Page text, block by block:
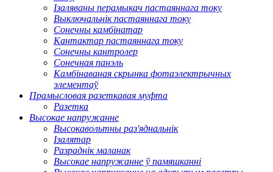
Ізаляваны перамыкач пастаяннага току
Выключальнік пастаяннага току
Сонечны камбінатар
Кантактар ​​пастаяннага току
Сонечны кантролер
Сонечная панэль
Камбінаваная скрынка фотаэлектрычных
элементаў
Прамысловая разеткавая муфта
Разетка
Высокае напружанне
Высокавольтны раз'яднальнік
Ізалятар
Разраднік маланак
Высокае напружанне ў памяшканні